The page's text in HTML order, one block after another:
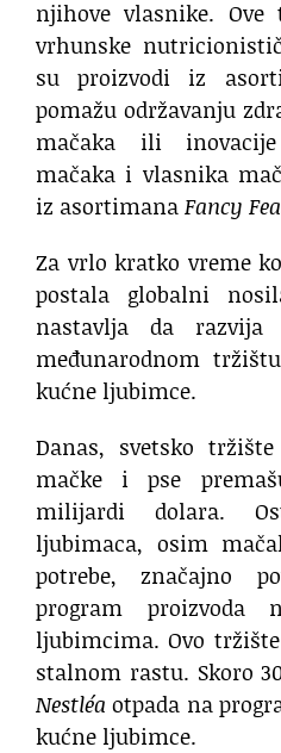
njihove vlasnike. Ove
vrhunske
su proizvodi iz
pomažu održavanju
mačaka ili
mačaka i vlasnika
iz asortimanaFancy
Za vrlo kratko vreme
postala globalni
nastavlja da
međunarodnom
kućne ljubimce.
Danas, svetsko
mačke i pse
milijardi dolara.
ljubimaca, osim
potrebe, značajno
program proizvoda
ljubimcima. Ovo
stalnom rastu. Skoro
Nestléaotpada na
kućne ljubimce.